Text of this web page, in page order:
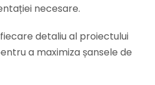
necesare.
detaliu al proiectului
a maximiza șansele de